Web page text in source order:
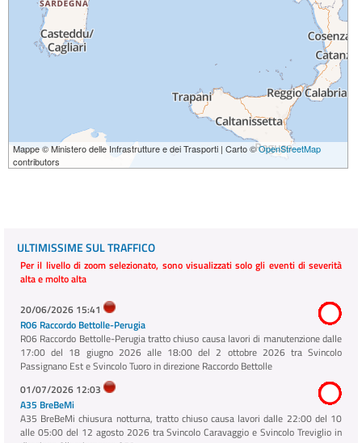
Mappe © Ministero delle Infrastrutture e dei Trasporti | Carto ©OpenStreetMap
contributors
ULTIMISSIME SUL TRAFFICO
Per il livello di zoom selezionato, sono visualizzati solo gli eventi di severità
alta e molto alta
20/06/2026 15:41
R06 Raccordo Bettolle-Perugia
R06 Raccordo Bettolle-Perugia tratto chiuso causa lavori di manutenzione dalle
17:00 del 18 giugno 2026 alle 18:00 del 2 ottobre 2026 tra Svincolo
Passignano Est e Svincolo Tuoro in direzione Raccordo Bettolle
01/07/2026 12:03
A35 BreBeMi
A35 BreBeMi chiusura notturna, tratto chiuso causa lavori dalle 22:00 del 10
alle 05:00 del 12 agosto 2026 tra Svincolo Caravaggio e Svincolo Treviglio in